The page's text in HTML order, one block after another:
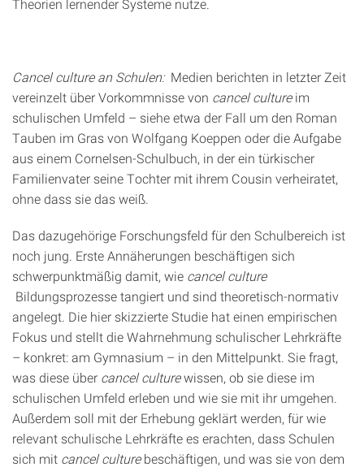
Theorien lernender Systeme nutze.
Cancel culture an Schulen:Medien berichten in letzter Zeit
vereinzelt über Vorkommnisse von cancel cultureim
schulischen Umfeld – siehe etwa der Fall um den Roman
Tauben im Gras von Wolfgang Koeppen oder die Aufgabe
aus einem Cornelsen-Schulbuch, in der ein türkischer
Familienvater seine Tochter mit ihrem Cousin verheiratet,
ohne dass sie das weiß.
Das dazugehörige Forschungsfeld für den Schulbereich ist
noch jung. Erste Annäherungen beschäftigen sich
schwerpunktmäßig damit, wie cancel culture
Bildungsprozesse tangiert und sind theoretisch-normativ
angelegt. Die hier skizzierte Studie hat einen empirischen
Fokus und stellt die Wahrnehmung schulischer Lehrkräfte
– konkret: am Gymnasium – in den Mittelpunkt. Sie fragt,
was diese über cancel culturewissen, ob sie diese im
schulischen Umfeld erleben und wie sie mit ihr umgehen.
Außerdem soll mit der Erhebung geklärt werden, für wie
relevant schulische Lehrkräfte es erachten, dass Schulen
sich mit cancel culturebeschäftigen, und was sie von dem